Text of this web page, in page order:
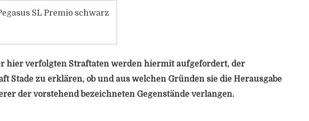
SL Premio schwarz
hier verfolgten Straftaten werden hiermit aufgefordert, der
Stade zu erklären, ob und aus welchen Gründen sie die Herausgabe
der vorstehend bezeichneten Gegenstände verlangen.